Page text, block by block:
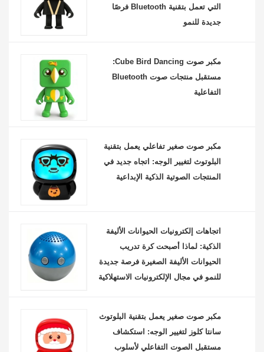
التي تعمل بتقنية Bluetooth فرصًا
جديدة للنمو
مكبر صوت Cube Bird Dancing:
مستقبل منتجات صوت Bluetooth
التفاعلية
مكبر صوت صغير تفاعلي يعمل بتقنية
البلوتوث لتغيير الوجه: اتجاه جديد في
المنتجات الصوتية الذكية الإبداعية
اتجاهات إلكترونيات الحيوانات الأليفة
الذكية: لماذا أصبحت كرة تدريب
الحيوانات الأليفة الصغيرة فرصة جديدة
للنمو في مجال الإلكترونيات الاستهلاكية
مكبر صوت صغير يعمل بتقنية البلوتوث
سانتا كلوز لتغيير الوجه: استكشاف
مستقبل الصوت التفاعلي لأسلوب